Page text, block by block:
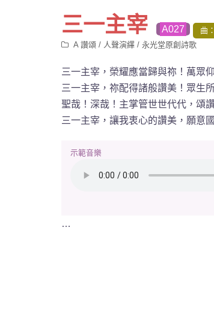
三一主宰 A027 曲
A 讚頌 / 人聲演繹 / 永光堂原創詩歌
三一主宰 ，榮耀應當歸與祢！萬眾
三一主宰，祢配得諸般讚美！眾生
聖哉！深哉！主掌管世世代代，頌
三一主宰，讓我衷心的讚美，願意
示範音樂
…